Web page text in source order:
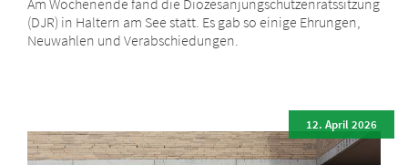
(DJR) in Haltern am See statt. Es gab so einige Ehrungen,
Neuwahlen und Verabschiedungen.
12. April 2026